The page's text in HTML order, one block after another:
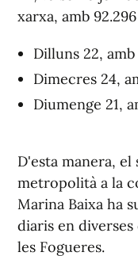
xarxa, amb
Dilluns 22, amb
Dimecres 24,
Diumenge 21,
D'esta manera,
metropolità a la
Marina Baixa ha
diaris en diverses
les Fogueres.